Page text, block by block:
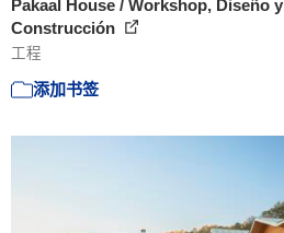
Pakaal House / Workshop, Diseño y
Construcción
工程
添加书签